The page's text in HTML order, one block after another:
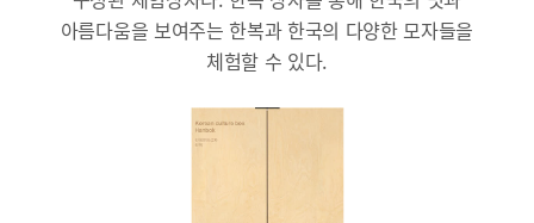
아름다움을 보여주는 한복과 한국의 다양한 모자들을
체험할 수 있다.